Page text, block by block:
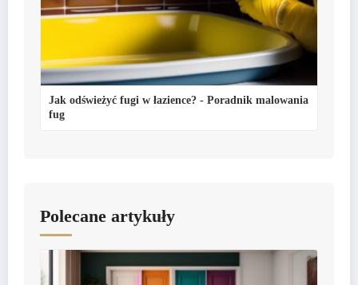
Jak odświeżyć fugi w łazience? - Poradnik malowania
fug